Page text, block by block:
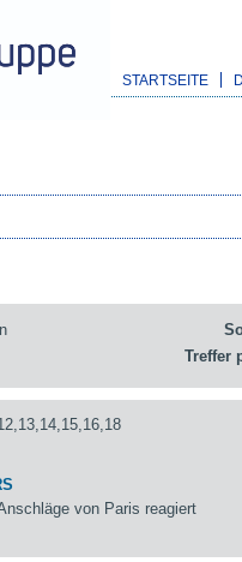
STARTSEITE
Treffer
von Paris reagiert